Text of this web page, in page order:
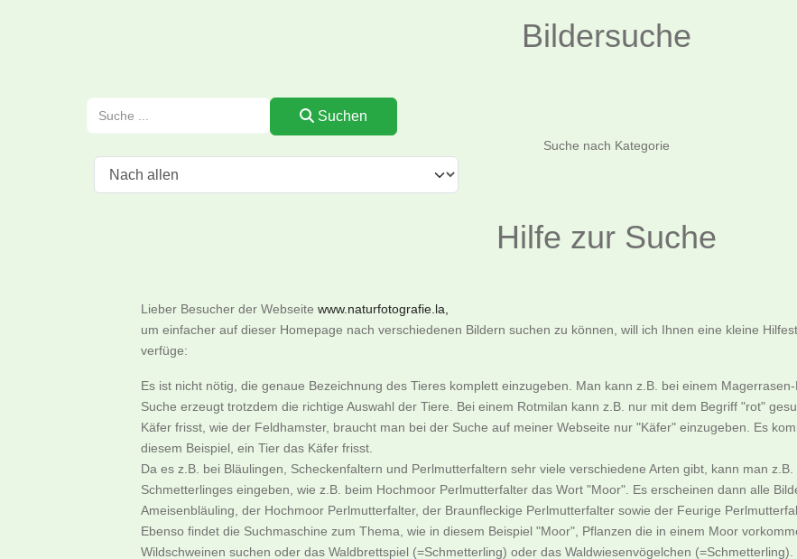
Bildersuche
Suchen
Suche nach Kategorie
Hilfe zur Suche
Lieber Besucher der Webseite www.naturfotografie.la,
um einfacher auf dieser Homepage nach verschiedenen Bildern suchen zu können, will ich Ihnen eine kleine
verfüge:
Es ist nicht nötig, die genaue Bezeichnung des Tieres komplett einzugeben. Man kann z.B. bei einem
Suche erzeugt trotzdem die richtige Auswahl der Tiere. Bei einem Rotmilan kann z.B. nur mit dem Begriff "rot"
Käfer frisst, wie der Feldhamster, braucht man bei der Suche auf meiner Webseite nur "Käfer" einzugeben. Es
diesem Beispiel, ein Tier das Käfer frisst.
Da es z.B. bei Bläulingen, Scheckenfaltern und Perlmutterfaltern sehr viele verschiedene Arten gibt, kann man
Schmetterlinges eingeben, wie z.B. beim Hochmoor Perlmutterfalter das Wort "Moor". Es erscheinen dann alle
Ameisenbläuling, der Hochmoor Perlmutterfalter, der Braunfleckige Perlmutterfalter sowie der Feurige
Ebenso findet die Suchmaschine zum Thema, wie in diesem Beispiel "Moor", Pflanzen die in einem Moor
Wildschweinen suchen oder das Waldbrettspiel (=Schmetterling) oder das Waldwiesenvögelchen (=Schmetterling).